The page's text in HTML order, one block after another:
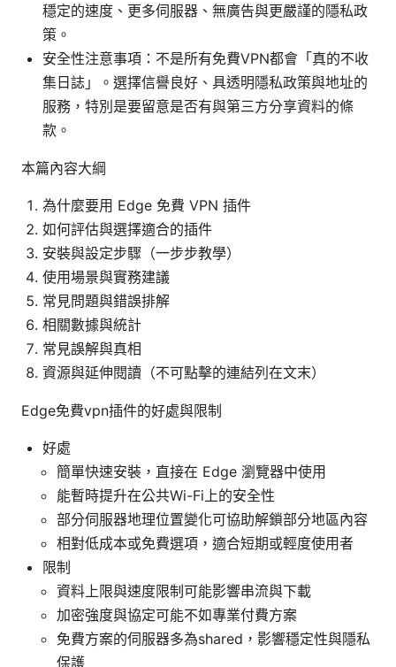
穩定的速度、更多伺服器、無廣告與更嚴謹的隱私政
策。
安全性注意事項：不是所有免費VPN都會「真的不收
集日誌」。選擇信譽良好、具透明隱私政策與地址的
服務，特別是要留意是否有與第三方分享資料的條
款。
本篇內容大綱
為什麼要用 Edge 免費 VPN 插件
如何評估與選擇適合的插件
安裝與設定步驟（一步步教學）
使用場景與實務建議
常見問題與錯誤排解
相關數據與統計
常見誤解與真相
資源與延伸閱讀（不可點擊的連結列在文末）
Edge免費vpn插件的好處與限制
好處
簡單快速安裝，直接在 Edge 瀏覽器中使用
能暫時提升在公共Wi-Fi上的安全性
部分伺服器地理位置變化可協助解鎖部分地區內容
相對低成本或免費選項，適合短期或輕度使用者
限制
資料上限與速度限制可能影響串流與下載
加密強度與協定可能不如專業付費方案
免費方案的伺服器多為shared，影響穩定性與隱私
保護